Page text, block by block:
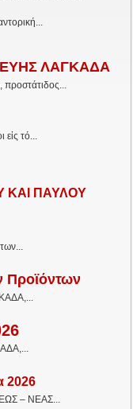
ΛΑΓΚΑΔΑ
προστάτιδος...
εἰς τό...
ΚΑΙ ΠΑΥΛΟΥ
Προϊόντων
2026
– ΝΕΑΣ...